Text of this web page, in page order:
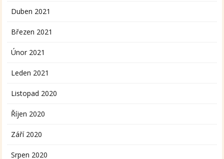
Duben 2021
Březen 2021
Únor 2021
Leden 2021
Listopad 2020
Říjen 2020
Září 2020
Srpen 2020